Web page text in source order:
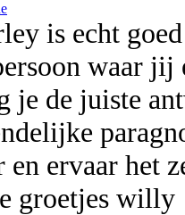
is echt
waar jij
je de juiste
en ervaar het
groetjes willy